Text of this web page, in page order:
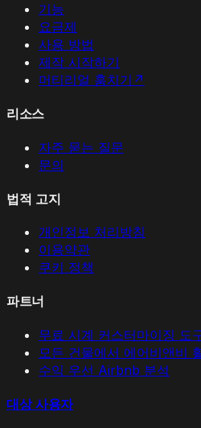
기능
요금제
사용 방법
제작 시작하기
머티리얼 훔치기 ↗
리소스
자주 묻는 질문
문의
법적 고지
개인정보 처리방침
이용약관
쿠키 정책
파트너
무료 시계 커스터마이징 도
모든 건물에서 에어비앤비
수익 우선 Airbnb 분석
대상 사용자